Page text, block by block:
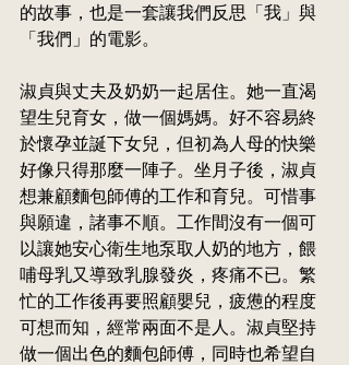
的故事，也是一套讓我們反思「我」與
「我們」的電影。
淑貞與丈夫及奶奶一起居住。她一直渴
望生兒育女，做一個媽媽。好不容易終
於懷孕並誕下女兒，但初為人母的快樂
好像只得那麼一陣子。坐月子後，淑貞
想兼顧麵包師傅的工作和育兒。可惜事
與願違，諸事不順。工作間沒有一個可
以讓她安心衛生地泵取人奶的地方，餵
哺母乳又導致乳腺發炎，疼痛不已。繁
忙的工作後再要照顧嬰兒，疲憊的程度
可想而知，經常兩面不是人。淑貞堅持
做一個出色的麵包師傅，同時也希望自